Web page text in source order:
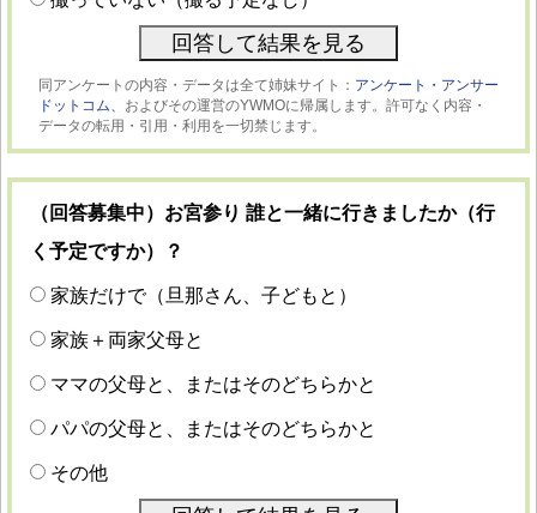
同アンケートの内容・データは全て姉妹サイト： アンケート・アンサー
ドットコム、 およびその運営のYWMOに帰属します。許可なく内容・
データの転用・引用・利用を一切禁じます。
（回答募集中）お宮参り 誰と一緒に行きましたか（行
く予定ですか）？
家族だけで（旦那さん、子どもと）
家族＋両家父母と
ママの父母と、またはそのどちらかと
パパの父母と、またはそのどちらかと
その他